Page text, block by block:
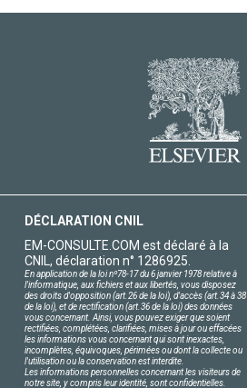
DÉCLARATION CNIL
EM-CONSULTE.COM est déclaré à la
CNIL, déclaration n° 1286925.
En application de la loi nº78-17 du 6 janvier 1978 relative à
l'informatique, aux fichiers et aux libertés, vous disposez
des droits d'opposition (art.26 de la loi), d'accès (art.34 à 38
de la loi), et de rectification (art.36 de la loi) des données
vous concernant. Ainsi, vous pouvez exiger que soient
rectifiées, complétées, clarifiées, mises à jour ou effacées
les informations vous concernant qui sont inexactes,
incomplètes, équivoques, périmées ou dont la collecte ou
l'utilisation ou la conservation est interdite.
Les informations personnelles concernant les visiteurs de
notre site, y compris leur identité, sont confidentielles.